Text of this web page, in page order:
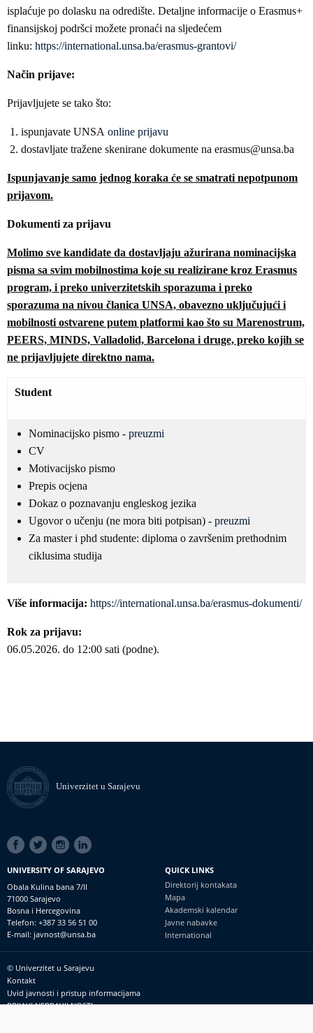
isplaćuje po dolasku na odredište. Detaljne informacije o Erasmus+
finansijskoj podršci možete pronaći na sljedećem
linku: https://international.unsa.ba/erasmus-grantovi/
Način prijave:
Prijavljujete se tako što:
ispunjavate UNSA online prijavu
dostavljate tražene skenirane dokumente na erasmus@unsa.ba
Ispunjavanje samo jednog koraka će se smatrati nepotpunom
prijavom.
Dokumenti za prijavu
Molimo sve kandidate da dostavljaju ažurirana nominacijska
pisma sa svim mobilnostima koje su realizirane kroz Erasmus
program, i preko univerzitetskih sporazuma i preko
sporazuma na nivou članica UNSA, obavezno uključujući i
mobilnosti ostvarene putem platformi kao što su Marenostrum,
PEERS, MINDS, Valladolid, Barcelona i druge, preko kojih se
ne prijavljujete direktno nama.
Student
Nominacijsko pismo - preuzmi
CV
Motivacijsko pismo
Prepis ocjena
Dokaz o poznavanju engleskog jezika
Ugovor o učenju (ne mora biti potpisan) - preuzmi
Za master i phd studente: diploma o završenim prethodnim
ciklusima studija
Više informacija: https://international.unsa.ba/erasmus-dokumenti/
Rok za prijavu:
06.05.2026. do 12:00 sati (podne).
Univerzitet u Sarajevu
SOCIAL
LINKS
UNIVERSITY OF SARAJEVO
Obala Kulina bana 7/II
71000 Sarajevo
Bosna i Hercegovina
Telefon: +387 33 56 51 00
E-mail: javnost@unsa.ba
QUICK LINKS
Direktorij kontakata
Mapa
Akademski kalendar
Javne nabavke
International
Footer
meni
© Univerzitet u Sarajevu
Kontakt
Uvid javnosti i pristup informacijama
PRIJAVI NEPRAVILNOSTI